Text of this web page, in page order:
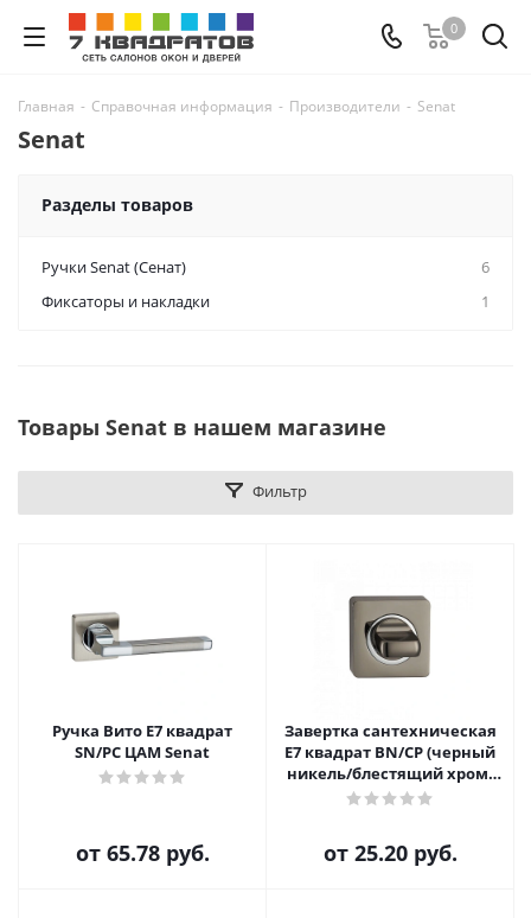
0
Главная - Справочная информация - Производители - Senat
Senat
Разделы товаров
Ручки Senat (Сенат)
6
Фиксаторы и накладки
1
Товары Senat в нашем магазине
Фильтр
Ручка Вито E7 квадрат
SN/PC ЦАМ Senat
от 65.78 руб.
Завертка сантехническая
E7 квадрат BN/CP (черный
никель/блестящий хром)
Senat
от 25.20 руб.